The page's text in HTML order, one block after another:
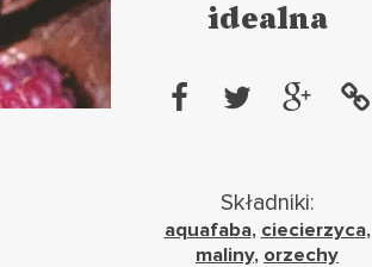
KSIĄŻKI
KONTAKT
idealna
Składniki:
aquafaba, ciecierzyca,
maliny, orzechy